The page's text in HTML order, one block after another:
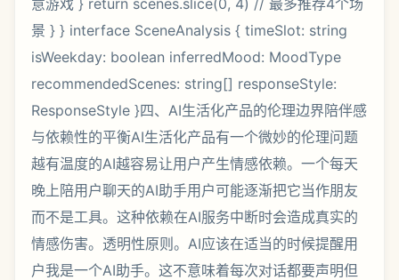
意游戏 } return scenes.slice(0, 4) // 最多推荐4个场
景 } } interface SceneAnalysis { timeSlot: string
isWeekday: boolean inferredMood: MoodType
recommendedScenes: string[] responseStyle:
ResponseStyle }四、AI生活化产品的伦理边界陪伴感
与依赖性的平衡AI生活化产品有一个微妙的伦理问题
越有温度的AI越容易让用户产生情感依赖。一个每天
晚上陪用户聊天的AI助手用户可能逐渐把它当作朋友
而不是工具。这种依赖在AI服务中断时会造成真实的
情感伤害。透明性原则。AI应该在适当的时候提醒用
户我是一个AI助手。这不意味着每次对话都要声明但